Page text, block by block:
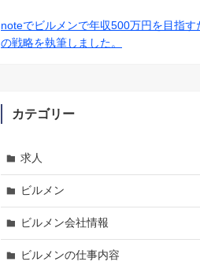
noteでビルメンで年収500万円を目指す
の戦略を執筆しました。
カテゴリー
求人
ビルメン
ビルメン会社情報
ビルメンの仕事内容